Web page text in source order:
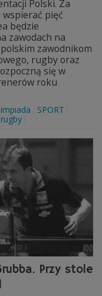
Polski. Za
wspierać pięć
będzie
zawodach na
zawodnikom
rugby oraz
się w
roku
SPORT
rugby
Przy stole